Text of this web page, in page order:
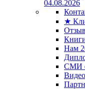
04.08.2026
★
Нам
СМИ